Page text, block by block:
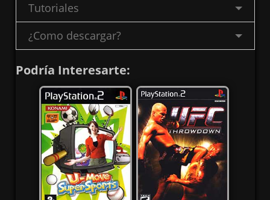
Tutoriales
¿Como descargar?
Podría Interesarte: